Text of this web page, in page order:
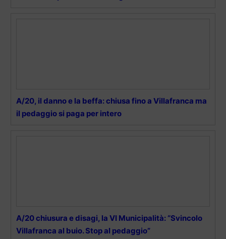
A/20, il danno e la beffa: chiusa fino a Villafranca ma
il pedaggio si paga per intero
A/20 chiusura e disagi, la VI Municipalità: “Svincolo
Villafranca al buio. Stop al pedaggio”